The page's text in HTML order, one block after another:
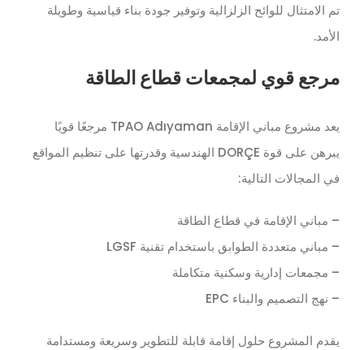
تم الامتثال للوائح الزلزالية وتوفير جودة بناء قياسية وطويلة
الأمد.
مرجع قوي لمجمعات قطاع الطاقة
يعد مشروع مباني الإقامة TPAO Adıyaman مرجعًا قويًا
يبرهن على قوة DORÇE الهندسية وقدرتها على تنظيم المواقع
في المجالات التالية:
– مباني الإقامة في قطاع الطاقة
– مباني متعددة الطوابق باستخدام تقنية LGSF
– مجمعات إدارية وسكنية متكاملة
– نهج التصميم والبناء EPC
يقدم المشروع حلول إقامة قابلة للتطوير وسريعة ومستدامة